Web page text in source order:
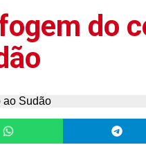
do